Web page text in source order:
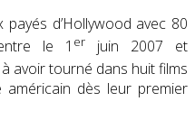
d’Hollywood avec 80
le 1 er juin 2007 et
avoir tourné dans huit films
dès leur premier